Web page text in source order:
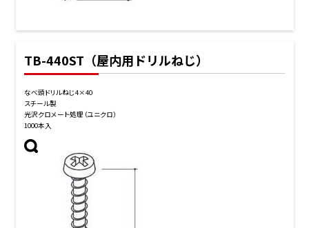
TB-440ST（屋内用ドリルねじ）
なべ頭ドリルねじ4×40
スチール製
光沢クロメート処理（ユニクロ）
1000本入